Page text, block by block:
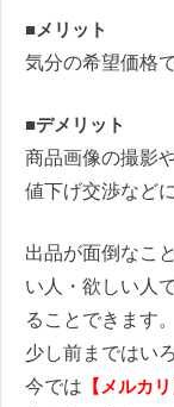
■メリット
気分の希望価格
■デメリット
商品画像の撮影
値下げ交渉など
出品が面倒なこ
い人・欲しい人
ることできます。
少し前まではい
今では 【メルカリ